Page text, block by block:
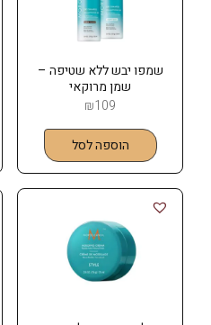
שמפו יבש ללא שטיפה –
שמן מרוקאי
MOROCCANOIL
₪109
הוספה לסל